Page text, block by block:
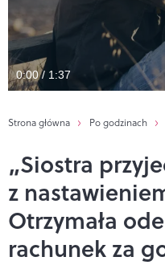
0:00 / 1:37
Strona główna Po godzinach
„Siostra
z
Otrzymała
rachunek za